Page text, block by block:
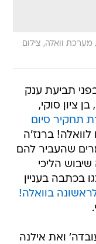
מערכת וואלה, צילום
בפני תביעת ענק
ציון סוקי,
תחקיר סיום
לוואלה! ברנז'ה
שהעביר להם
הליכי
בכתבה בעניין
בוואלה!
ואת אילנה